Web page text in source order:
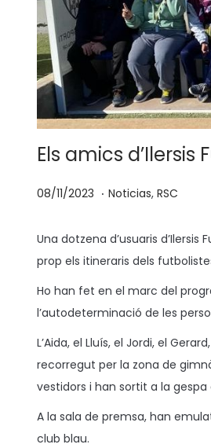
Els amics d’Ilersis
P
b
l
d
o
e
08/11/2023
/
1
0
2
3
. P
b
l
d
o
e
n
Noticias, RSC
Una dotzena d’usuaris
prop els itineraris dels
Ho han fet en el marc del
l’autodeterminació de les
L’Aida, el Lluís, el Jordi, el
recorregut per la zona de
vestidors i han sortit a la
A la sala de premsa, han
club blau.